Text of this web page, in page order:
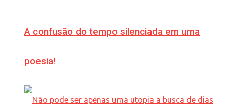
A confusão do tempo silenciada em uma
poesia!